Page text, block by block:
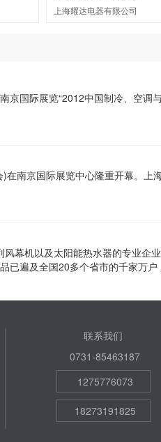
上海耀达电器有限公司
京国际展览“2012中国制冷、空
南京国际展览中心隆重开幕。上
幕机以及太阳能热水器的专业企
已遍及全国20多个省市的千家万
联系我们
0731-85463187
1275776073
18273191825